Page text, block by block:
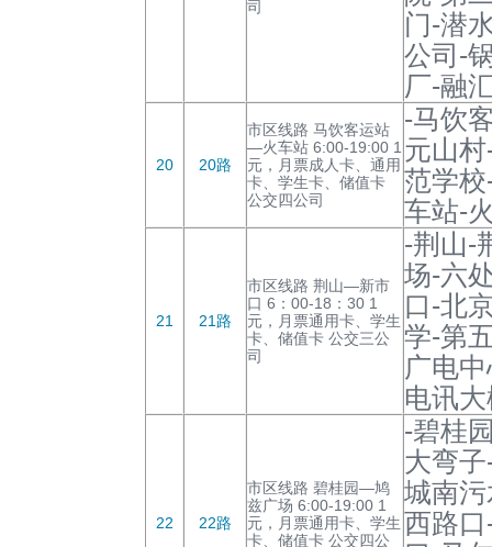
司
门-潜
公司-
厂-融
20 20路
市区线路 马饮客运站
—火车站 6:00-19:00 1
元，月票成人卡、通用
卡、学生卡、储值卡
公交四公司
-马饮
元山
范学
车站-
21 21路
市区线路 荆山—新市
口 6：00-18：30 1
元，月票通用卡、学生
卡、储值卡 公交三公
司
-荆山-
场-六
口-北
学-第
广电
电讯
22 22路
市区线路 碧桂园—鸠
兹广场 6:00-19:00 1
元，月票通用卡、学生
卡、储值卡 公交四公
-碧桂
大弯
城南
西路